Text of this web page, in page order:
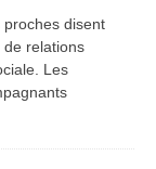
proches disent
relations
Les